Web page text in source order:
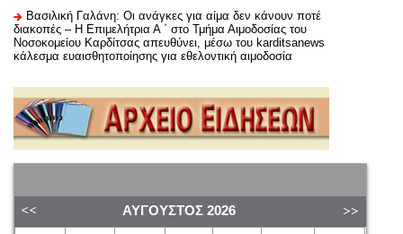
Βασιλική Γαλάνη: Οι ανάγκες για αίμα δεν κάνουν ποτέ
διακοπές – Η Επιμελήτρια Α ΄ στο Τμήμα Αιμοδοσίας του
Νοσοκομείου Καρδίτσας απευθύνει, μέσω του karditsanews
κάλεσμα ευαισθητοποίησης για εθελοντική αιμοδοσία
ΑΎΓΟΥΣΤΟΣ 2026